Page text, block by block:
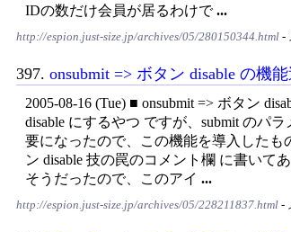
IDの数だけ会員が居るわけで...
http://espion.just-size.jp/archives/05/280150344.html -
397. onsubmit => ボタン disable の機
2005-08-16 (Tue) ■ onsubmit => ボタン
disable にするやつ ですが、submit のパ
要になったので、この機能を導入したも
ン disable 技の罠のコメント欄 に書いて
そうだったので、このアイ ...
http://espion.just-size.jp/archives/05/228211837.html -